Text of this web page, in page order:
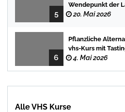
5
Wendepunkt der
20. Mai 2026
6
Pflanzliche
vhs-Kurs mit
Rezepten
4. Mai 2026
Alle VHS Kurse